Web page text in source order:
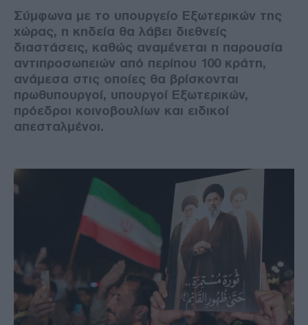
Σύμφωνα με το υπουργείο Εξωτερικών της
χώρας, η κηδεία θα λάβει διεθνείς
διαστάσεις, καθώς αναμένεται η παρουσία
αντιπροσωπειών από περίπου 100 κράτη,
ανάμεσα στις οποίες θα βρίσκονται
πρωθυπουργοί, υπουργοί Εξωτερικών,
πρόεδροι κοινοβουλίων και ειδικοί
απεσταλμένοι.